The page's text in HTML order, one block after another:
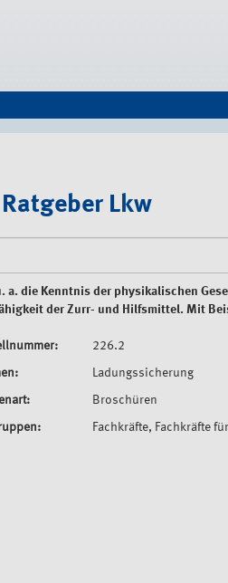
Lkw
a. die Kenntnis der physikalischen
der Zurr- und Hilfsmittel. Mit
226.2
Ladungssicherung
Broschüren
Fachkräfte, Fachkräfte